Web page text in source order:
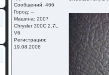
Сообщений: 466
Город: --
Машина: 2007
Chrysler 300C 2.7L
V6
Регистрация:
19.08.2008